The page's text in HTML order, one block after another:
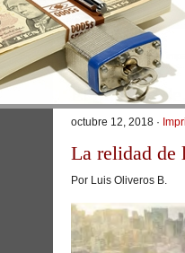
CONTACTO
>Inicio/Artículos / El
El impacto de
octubre 12, 2018 ·
La relidad de
Por Luis Oliveros B.